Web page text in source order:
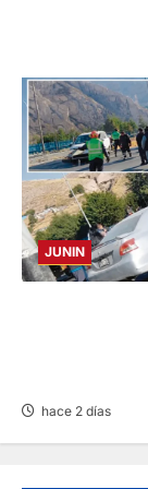
JUNIN
hace 2 días